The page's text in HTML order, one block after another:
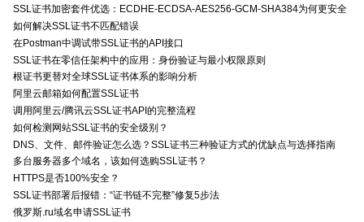
SSL证书加密套件优选：ECDHE-ECDSA-AES256-GCM-SHA384为何更安全
如何解决SSL证书不匹配错误
在Postman中调试带SSL证书的API接口
SSL证书在零信任架构中的应用：身份验证与最小权限原则
根证书更替对全球SSL证书体系的影响分析
阿里云邮箱如何配置SSL证书
调用阿里云/腾讯云SSL证书API的完整流程
如何检测网站SSL证书的安全级别？
DNS、文件、邮件验证怎么选？SSL证书三种验证方式的优缺点与选择指南
多台服务器多个域名，该如何选购SSL证书？
HTTPS是否100%安全？
SSL证书部署后报错：“证书链不完整”修复5步法
俄罗斯.ru域名申请SSL证书